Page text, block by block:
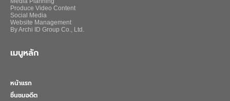
Produce Video Content
Social Media
Website Management
By Archi ID Group Co., Ltd.
เมนูหลัก
หน้าแรก
ชื่นชมอดีต